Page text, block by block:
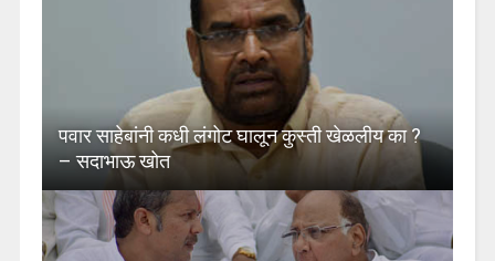
पवार साहेबांनी कधी लंगोट घालून कुस्ती खेळलीय का ?
– सदाभाऊ खोत